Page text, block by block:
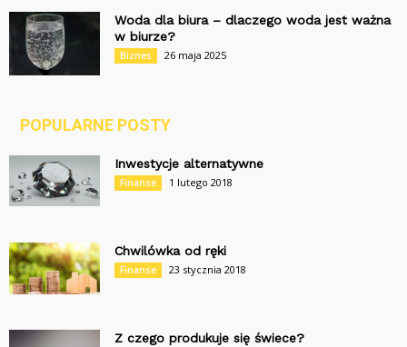
Woda dla biura – dlaczego woda jest ważna
w biurze?
Biznes 26 maja 2025
POPULARNE POSTY
Inwestycje alternatywne
Finanse 1 lutego 2018
Chwilówka od ręki
Finanse 23 stycznia 2018
Z czego produkuje się świece?